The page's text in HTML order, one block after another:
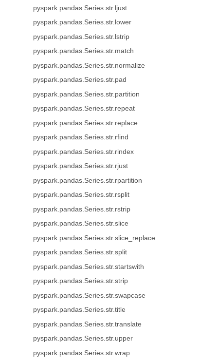
pyspark.pandas.Series.str.ljust
pyspark.pandas.Series.str.lower
pyspark.pandas.Series.str.lstrip
pyspark.pandas.Series.str.match
pyspark.pandas.Series.str.normalize
pyspark.pandas.Series.str.pad
pyspark.pandas.Series.str.partition
pyspark.pandas.Series.str.repeat
pyspark.pandas.Series.str.replace
pyspark.pandas.Series.str.rfind
pyspark.pandas.Series.str.rindex
pyspark.pandas.Series.str.rjust
pyspark.pandas.Series.str.rpartition
pyspark.pandas.Series.str.rsplit
pyspark.pandas.Series.str.rstrip
pyspark.pandas.Series.str.slice
pyspark.pandas.Series.str.slice_replace
pyspark.pandas.Series.str.split
pyspark.pandas.Series.str.startswith
pyspark.pandas.Series.str.strip
pyspark.pandas.Series.str.swapcase
pyspark.pandas.Series.str.title
pyspark.pandas.Series.str.translate
pyspark.pandas.Series.str.upper
pyspark.pandas.Series.str.wrap